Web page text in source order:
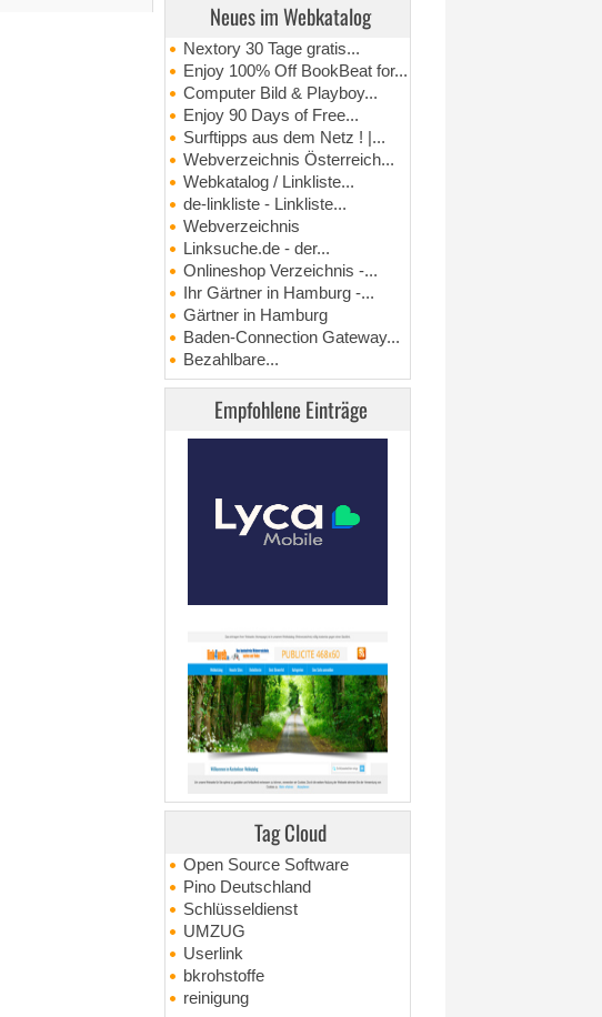
Neues im Webkatalog
Nextory 30 Tage gratis...
Enjoy 100% Off BookBeat for...
Computer Bild & Playboy...
Enjoy 90 Days of Free...
Surftipps aus dem Netz ! |...
Webverzeichnis Österreich...
Webkatalog / Linkliste...
de-linkliste - Linkliste...
Webverzeichnis
Linksuche.de - der...
Onlineshop Verzeichnis -...
Ihr Gärtner in Hamburg -...
Gärtner in Hamburg
Baden-Connection Gateway...
Bezahlbare...
Empfohlene Einträge
Tag Cloud
Open Source Software
Pino Deutschland
Schlüsseldienst
UMZUG
Userlink
bkrohstoffe
reinigung